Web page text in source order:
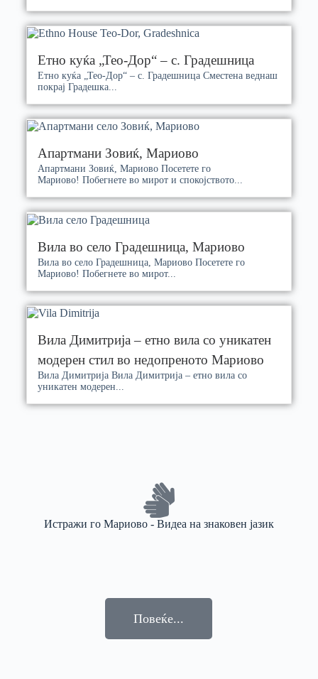
Етно куќа „Тео-Дор“ – с. Градешница
Етно куќа „Тео-Дор“ – с. Градешница Сместена веднаш
покрај Градешка...
Апартмани Зовиќ, Мариово
Апартмани Зовиќ, Мариово Посетете го
Мариово! Побегнете во мирот и спокојството...
Вила во село Градешница, Мариово
Вила во село Градешница, Мариово Посетете го
Мариово! Побегнете во мирот...
Вила Димитрија – етно вила со уникатен
модерен стил во недопреното Мариово
Вила Димитрија Вила Димитрија – етно вила со
уникатен модерен...
Истражи го Мариово - Видеа на знаковен јазик
Повеќe...